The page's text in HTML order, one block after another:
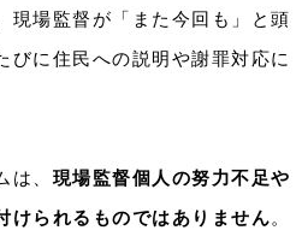
現場監督が「また今回も」と頭
びに住民への説明や謝罪対応に
、 現場監督個人の努力不足や
けられるものではありません。